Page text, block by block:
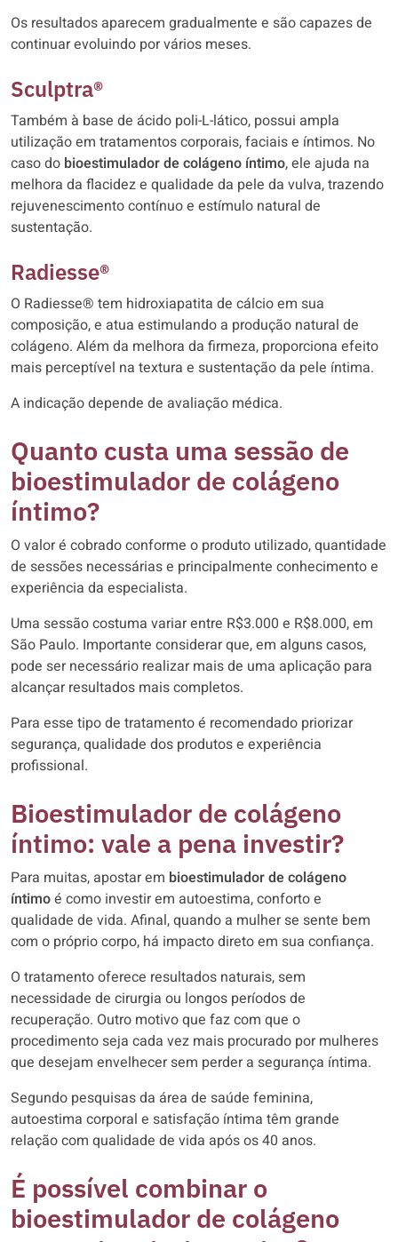
Os resultados aparecem gradualmente e são capazes de
continuar evoluindo por vários meses.
Sculptra®
Também à base de ácido poli-L-lático, possui ampla
utilização em tratamentos corporais, faciais e íntimos. No
caso do bioestimulador de colágeno íntimo, ele ajuda na
melhora da flacidez e qualidade da pele da vulva, trazendo
rejuvenescimento contínuo e estímulo natural de
sustentação.
Radiesse®
O Radiesse® tem hidroxiapatita de cálcio em sua
composição, e atua estimulando a produção natural de
colágeno. Além da melhora da firmeza, proporciona efeito
mais perceptível na textura e sustentação da pele íntima.
A indicação depende de avaliação médica.
Quanto custa uma sessão de
bioestimulador de colágeno
íntimo?
O valor é cobrado conforme o produto utilizado, quantidade
de sessões necessárias e principalmente conhecimento e
experiência da especialista.
Uma sessão costuma variar entre R$3.000 e R$8.000, em
São Paulo. Importante considerar que, em alguns casos,
pode ser necessário realizar mais de uma aplicação para
alcançar resultados mais completos.
Para esse tipo de tratamento é recomendado priorizar
segurança, qualidade dos produtos e experiência
profissional.
Bioestimulador de colágeno
íntimo: vale a pena investir?
Para muitas, apostar em bioestimulador de colágeno
íntimoé como investir em autoestima, conforto e
qualidade de vida. Afinal, quando a mulher se sente bem
com o próprio corpo, há impacto direto em sua confiança.
O tratamento oferece resultados naturais, sem
necessidade de cirurgia ou longos períodos de
recuperação. Outro motivo que faz com que o
procedimento seja cada vez mais procurado por mulheres
que desejam envelhecer sem perder a segurança íntima.
Segundo pesquisas da área de saúde feminina,
autoestima corporal e satisfação íntima têm grande
relação com qualidade de vida após os 40 anos.
É possível combinar o
bioestimulador de colágeno